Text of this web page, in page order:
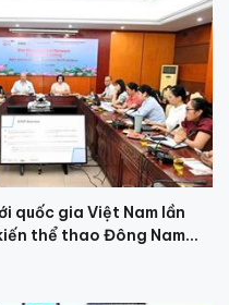
quốc gia Việt Nam lần
thể thao Đông Nam...